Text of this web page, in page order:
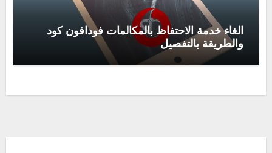
الغاء خدمة الاحتفاظ بالمكالمات فودافون كود
والطريقة بالتفصيل